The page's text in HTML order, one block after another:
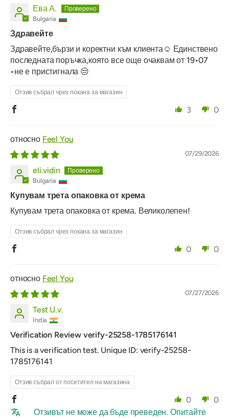
Ева А.
Bulgaria
Здравейте
Здравейте,бързи и коректни към клиента☺️ Единствено
последната поръчка,която все още очаквам от 19•07
•не е пристигнала 😒
Отзив събрал чрез покана за магазин
3 0
Feel You
07/29/2026
eli.vidin
Bulgaria
Купувам трета опаковка от крема
Купувам трета опаковка от крема. Великолепен!
Отзив събрал чрез покана за магазин
0 0
Feel You
07/27/2026
Test U.v.
India
Verification Review verify-25258-1785176141
This is a verification test. Unique ID: verify-25258-
1785176141
Отзив събрал от посетител на магазина
0
0
Отзивът не може да бъде преведен. Опитайте